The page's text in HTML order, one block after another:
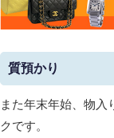
質預かり
また年末年始、物入
クです。